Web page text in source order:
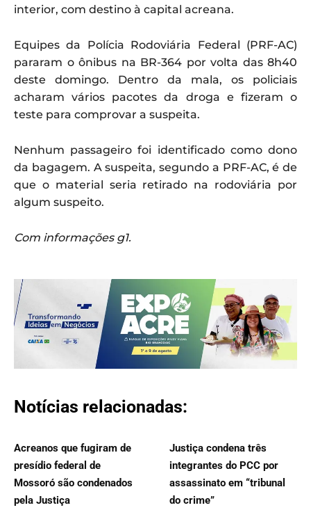
interior, com destino à capital acreana.
Equipes da Polícia Rodoviária Federal (PRF-AC)
pararam o ônibus na BR-364 por volta das 8h40
deste domingo. Dentro da mala, os policiais
acharam vários pacotes da droga e fizeram o
teste para comprovar a suspeita.
Nenhum passageiro foi identificado como dono
da bagagem. A suspeita, segundo a PRF-AC, é de
que o material seria retirado na rodoviária por
algum suspeito.
Com informações g1.
Notícias relacionadas:
Acreanos que fugiram de
presídio federal de
Mossoró são condenados
pela Justiça
Justiça condena três
integrantes do PCC por
assassinato em “tribunal
do crime”